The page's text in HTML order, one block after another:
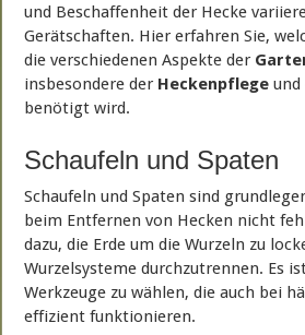
und Beschaffenheit der Hecke
Gerätschaften. Hier erfahren Sie,
die verschiedenen Aspekte der
insbesondere der Heckenpflege und
benötigt wird.
Schaufeln und Spaten
Schaufeln und Spaten sind
beim Entfernen von Hecken nicht
dazu, die Erde um die Wurzeln zu
Wurzelsysteme durchzutrennen. Es
Werkzeuge zu wählen, die auch bei
effizient funktionieren.